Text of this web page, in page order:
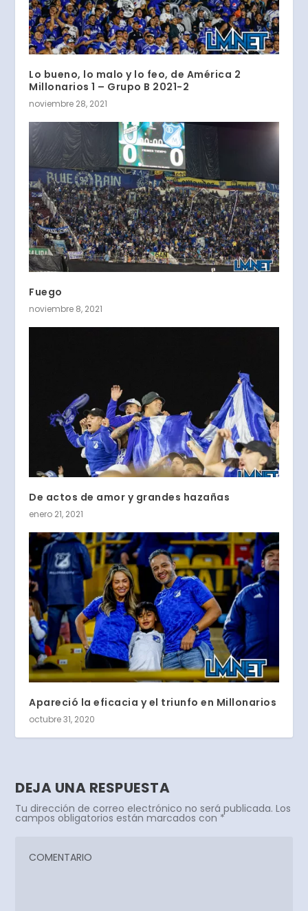
Lo bueno, lo malo y lo feo, de América 2
Millonarios 1 – Grupo B 2021-2
noviembre 28, 2021
Fuego
noviembre 8, 2021
De actos de amor y grandes hazañas
enero 21, 2021
Apareció la eficacia y el triunfo en Millonarios
octubre 31, 2020
DEJA UNA RESPUESTA
Tu dirección de correo electrónico no será publicada. Los
campos obligatorios están marcados con *